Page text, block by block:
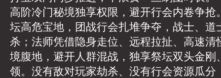
高阶冷门秘境独享权限，避开行会内卷争抢
坛高危宝地，团战行会扎堆争夺，战士、道
杀；法师凭借隐身走位、远程拉扯、高速清
境腹地，避开人群混战，独享祭坛双头金刚
领。没有敌对玩家劫杀、没有行会资源瓜分